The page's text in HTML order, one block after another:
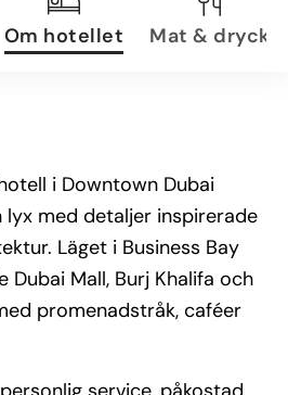
Om hotellet Mat & dryck
i Downtown Dubai
med detaljer inspirerade
Läget i Business Bay
Dubai Mall, Burj Khalifa och
promenadstråk, caféer